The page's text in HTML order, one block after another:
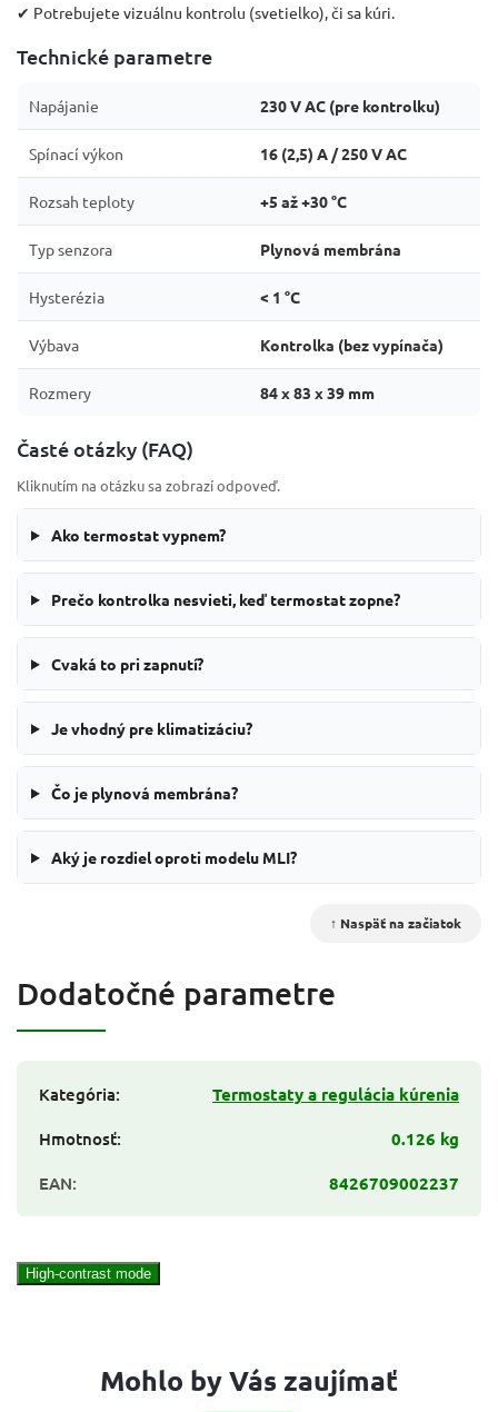
✔ Potrebujete vizuálnu kontrolu (svetielko), či sa kúri.
Technické parametre
Napájanie 230 V AC (pre kontrolku)
Spínací výkon 16 (2,5) A / 250 V AC
Rozsah teploty +5 až +30 °C
Typ senzora Plynová membrána
Hysterézia < 1 °C
Výbava Kontrolka (bez vypínača)
Rozmery 84 x 83 x 39 mm
Časté otázky (FAQ)
Kliknutím na otázku sa zobrazí odpoveď.
Ako termostat vypnem?
Prečo kontrolka nesvieti, keď termostat zopne?
Cvaká to pri zapnutí?
Je vhodný pre klimatizáciu?
Čo je plynová membrána?
Aký je rozdiel oproti modelu MLI?
↑ Naspäť na začiatok
Dodatočné parametre
Kategória:
Termostaty a regulácia kúrenia
Hmotnosť:
0.126 kg
EAN: 8426709002237
High-contrast mode
Mohlo by Vás zaujímať